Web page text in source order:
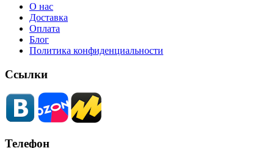
О нас
Доставка
Оплата
Блог
Политика конфиденциальности
Ссылки
Телефон